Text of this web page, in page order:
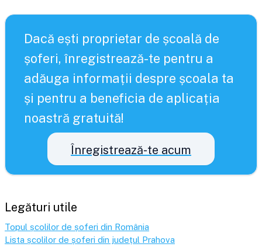
Dacă ești proprietar de școală de
șoferi, înregistrează-te pentru a
adăuga informații despre școala ta
și pentru a beneficia de aplicația
noastră gratuită!
Înregistrează-te acum
Legături utile
Topul școlilor de șoferi din România
Lista școlilor de șoferi din județul Prahova